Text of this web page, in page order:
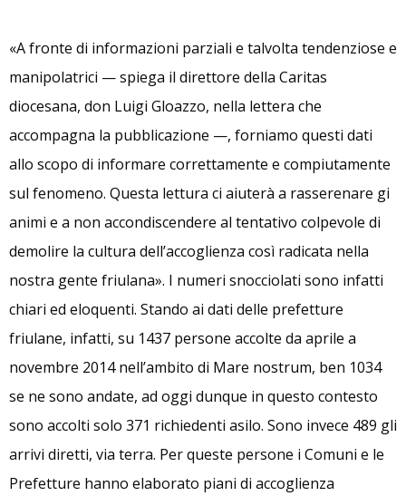
«A fronte di informazioni parziali e talvolta tendenziose e
manipolatrici — spiega il direttore della Caritas
diocesana, don Luigi Gloazzo, nella lettera che
accompagna la pubblicazione —, forniamo questi dati
allo scopo di informare correttamente e compiutamente
sul fenomeno. Questa lettura ci aiuterà a rasserenare gi
animi e a non accondiscendere al tentativo colpevole di
demolire la cultura dell’accoglienza così radicata nella
nostra gente friulana». I numeri snocciolati sono infatti
chiari ed eloquenti. Stando ai dati delle prefetture
friulane, infatti, su 1437 persone accolte da aprile a
novembre 2014 nell’ambito di Mare nostrum, ben 1034
se ne sono andate, ad oggi dunque in questo contesto
sono accolti solo 371 richiedenti asilo. Sono invece 489 gli
arrivi diretti, via terra. Per queste persone i Comuni e le
Prefetture hanno elaborato piani di accoglienza